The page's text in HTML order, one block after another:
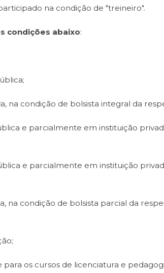
na condição de "treineiro".
condições abaixo:
na condição de bolsista integral da
e parcialmente em instituição
e parcialmente em instituição
na condição de bolsista parcial da
os cursos de licenciatura e